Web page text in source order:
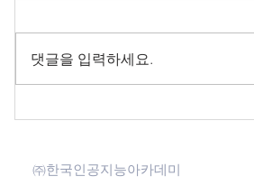
댓글을 입력하세요.
㈜한국인공지능아카데미